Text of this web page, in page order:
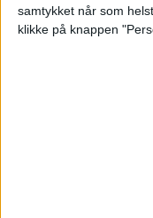
samtykket når som
klikke på knappen